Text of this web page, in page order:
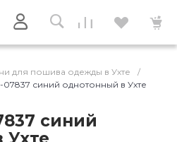
для пошива одежды в Ухте
/
07837 синий однотонный в Ухте
синий